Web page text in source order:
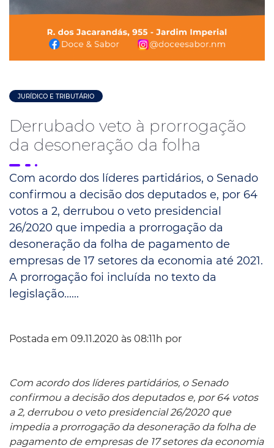
JURÍDICO E TRIBUTÁRIO
Derrubado veto à prorrogação
da desoneração da folha
Com acordo dos líderes partidários, o Senado
confirmou a decisão dos deputados e, por 64
votos a 2, derrubou o veto presidencial
26/2020 que impedia a prorrogação da
desoneração da folha de pagamento de
empresas de 17 setores da economia até 2021.
A prorrogação foi incluída no texto da
legislação......
Postada em 09.11.2020 às 08:11h por
Com acordo dos líderes partidários, o Senado
confirmou a decisão dos deputados e, por 64 votos
a 2, derrubou o veto presidencial 26/2020 que
impedia a prorrogação da desoneração da folha de
pagamento de empresas de 17 setores da economia